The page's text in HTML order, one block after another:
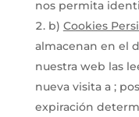
nos permita
b) Cookies
almacenan en el
nuestra web las
nueva visita a ;
expiración